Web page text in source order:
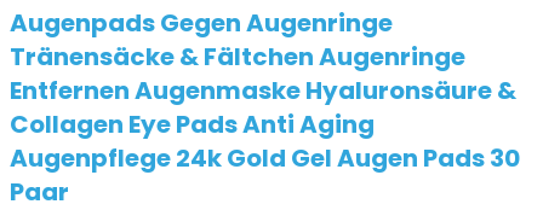
Augenpads Gegen Augenringe
Tränensäcke & Fältchen Augenringe
Entfernen Augenmaske Hyaluronsäure &
Collagen Eye Pads Anti Aging
Augenpflege 24k Gold Gel Augen Pads 30
Paar